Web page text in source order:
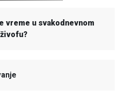
vreme u svakodnevnom
živofu?